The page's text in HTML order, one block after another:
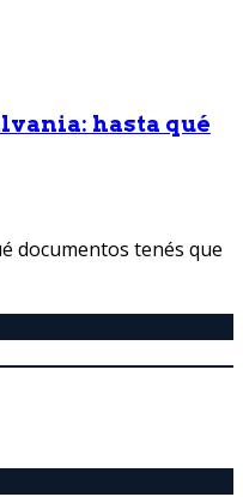
hasta qué
documentos tenés que